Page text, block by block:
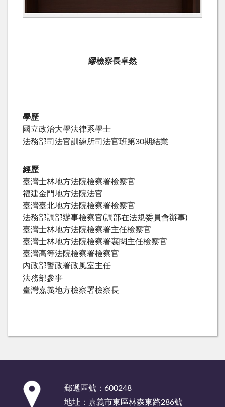
繆檢察長卓然
學歷
國立政治大學法律系學士
法務部司法官訓練所司法官班第30期結業
經歷
臺灣士林地方法院檢察署檢察官
福建金門地方法院法官
臺灣臺北地方法院檢察署檢察官
法務部調部辦事檢察官(調部在法規委員會辦事)
臺灣士林地方法院檢察署主任檢察官
臺灣士林地方法院檢察署襄閱主任檢察官
臺灣高等法院檢察署檢察官
內政部警政署政風室主任
法務部參事
臺灣嘉義地方檢察署檢察長
郵遞區號：600248
地址：嘉義市東區林森東路286號